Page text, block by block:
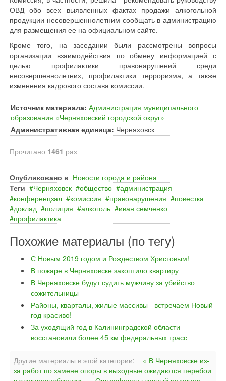
ОВД обо всех выявленных фактах продажи алкогольной
продукции несовершеннолетним сообщать в администрацию
для размещения ее на официальном сайте.
Кроме того, на заседании были рассмотрены вопросы
организации взаимодействия по обмену информацией с
целью профилактики правонарушений среди
несовершеннолетних, профилактики терроризма, а также
изменения кадрового состава комиссии.
Источник материала: Администрация муниципального
образования «Черняховский городской округ»
Административная единица: Черняховск
Прочитано 1461 раз
Опубликовано в Новости города и района
Теги
Черняховск общество
администрация
конференцзал
комиссия правонарушения
повестка
доклад
полиция алкоголь
иван семченко
профилактика
Похожие материалы (по тегу)
С Новым 2019 годом и Рождеством Христовым!
В пожаре в Черняховске закоптило квартиру
В Черняховске будут судить мужчину за убийство
сожительницы
Районы, кварталы, жилые массивы - встречаем Новый
год красиво!
За уходящий год в Калининградской области
восстановили более 45 км федеральных трасс
Другие материалы в этой категории:
« В Черняховске из-
за работ по замене опоры в выходные ожидаются перебои